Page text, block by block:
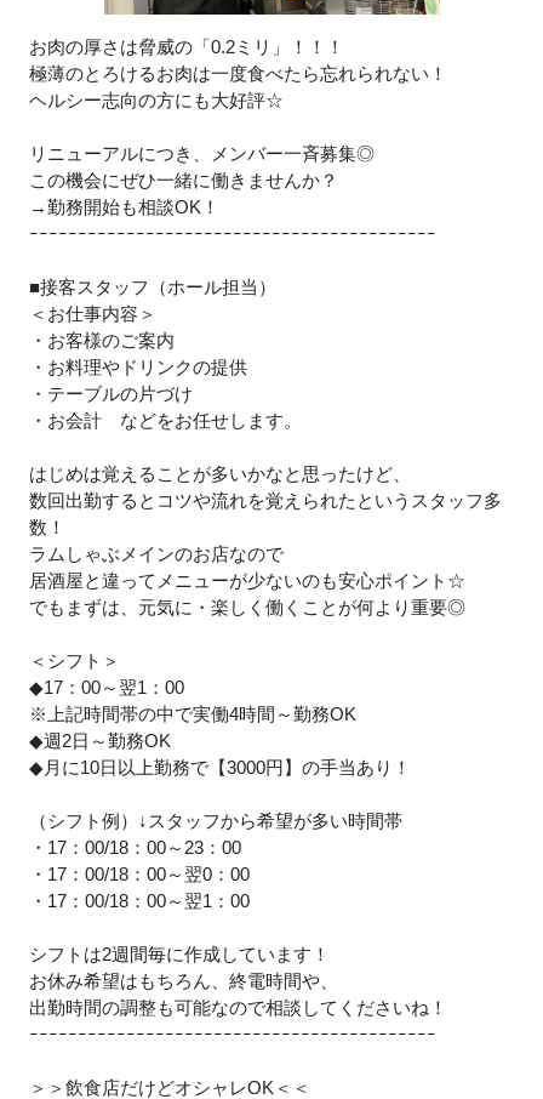
お肉の厚さは脅威の「0.2ミリ」！！！
極薄のとろけるお肉は一度食べたら忘れられない！
ヘルシー志向の方にも大好評☆
リニューアルにつき、メンバー一斉募集◎
この機会にぜひ一緒に働きませんか？
→勤務開始も相談OK！
ｰｰｰｰｰｰｰｰｰｰｰｰｰｰｰｰｰｰｰｰｰｰｰｰｰｰｰｰｰｰｰｰｰｰｰｰｰｰｰｰｰｰ
■接客スタッフ（ホール担当）
＜お仕事内容＞
・お客様のご案内
・お料理やドリンクの提供
・テーブルの片づけ
・お会計 などをお任せします。
はじめは覚えることが多いかなと思ったけど、
数回出勤するとコツや流れを覚えられたというスタッフ多
数！
ラムしゃぶメインのお店なので
居酒屋と違ってメニューが少ないのも安心ポイント☆
でもまずは、元気に・楽しく働くことが何より重要◎
＜シフト＞
◆17：00～翌1：00
※上記時間帯の中で実働4時間～勤務OK
◆週2日～勤務OK
◆月に10日以上勤務で【3000円】の手当あり！
（シフト例）↓スタッフから希望が多い時間帯
・17：00/18：00～23：00
・17：00/18：00～翌0：00
・17：00/18：00～翌1：00
シフトは2週間毎に作成しています！
お休み希望はもちろん、終電時間や、
出勤時間の調整も可能なので相談してくださいね！
ｰｰｰｰｰｰｰｰｰｰｰｰｰｰｰｰｰｰｰｰｰｰｰｰｰｰｰｰｰｰｰｰｰｰｰｰｰｰｰｰｰｰ
＞＞飲食店だけどオシャレOK＜＜